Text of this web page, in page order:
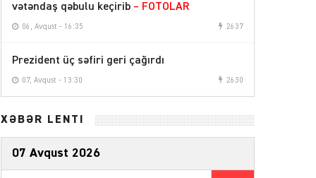
vətəndaş qəbulu keçirib – FOTOLAR
06, Avqust - 16:35 2637
Prezident üç səfiri geri çağırdı
07, Avqust - 13:30 2630
XƏBƏR LENTİ
07 Avqust 2026